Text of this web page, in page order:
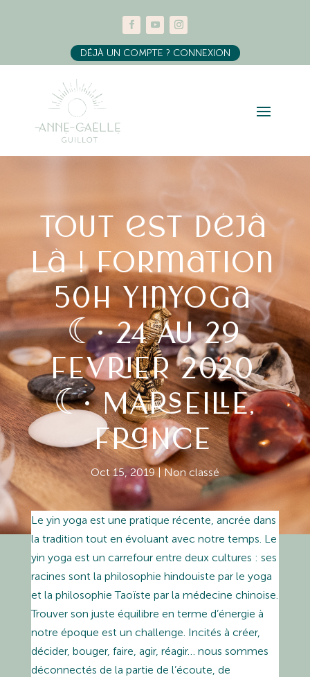
DÉJÀ UN COMPTE ? CONNEXION
Tout est déjà
là ! Formation
50h YinYoga
☾• 24 AU 29
FEVRIER 2020
☾• MARSEILLE,
FRANCE
Oct 15, 2019|Non classé
Le yin yoga est une pratique récente, ancrée dans
la tradition tout en évoluant avec notre temps. Le
yin yoga est un carrefour entre deux cultures : ses
racines sont la philosophie hindouiste par le yoga
et la philosophie Taoïste par la médecine chinoise.
Trouver son juste équilibre en terme d’énergie à
notre époque est un challenge. Incités à créer,
décider, bouger, faire, agir, réagir… nous sommes
déconnectés de la partie de l’écoute, de